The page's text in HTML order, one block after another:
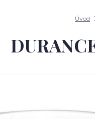
Úvod